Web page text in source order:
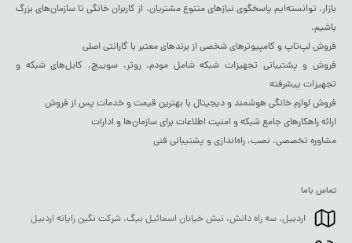
بازار، توانسته‌ایم پاسخگوی نیازهای متنوع مشتریان، از کاربران خانگی تا سازمان‌های بزرگ
باشیم.
فروش لپ‌تاپ و کامپیوترهای شخصی از برندهای معتبر با گارانتی اصلی
فروش و پشتیبانی تجهیزات شبکه شامل مودم، روتر، سوییچ، کابل‌های شبکه و
تجهیزات پیشرفته
فروش لوازم خانگی هوشمند و دیجیتال با بهترین قیمت و خدمات پس از فروش
ارائه راهکارهای جامع شبکه و امنیت اطلاعات برای سازمان‌ها و ادارات
مشاوره تخصصی، نصب، راه‌اندازی و پشتیبانی فنی
تماس باما
اردبیل، سه راه دانش، نبش خیابان اسمائیل بیگ، شرکت نگین رایانه اردبیل